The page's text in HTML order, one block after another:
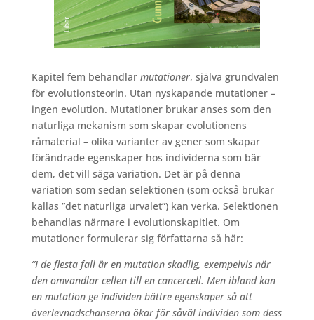
Kapitel fem behandlar mutationer, själva grundvalen
för evolutionsteorin. Utan nyskapande mutationer –
ingen evolution. Mutationer brukar anses som den
naturliga mekanism som skapar evolutionens
råmaterial – olika varianter av gener som skapar
förändrade egenskaper hos individerna som bär
dem, det vill säga variation. Det är på denna
variation som sedan selektionen (som också brukar
kallas ”det naturliga urvalet”) kan verka. Selektionen
behandlas närmare i evolutionskapitlet. Om
mutationer formulerar sig författarna så här:
”I de flesta fall är en mutation skadlig, exempelvis när
den omvandlar cellen till en cancercell. Men ibland kan
en mutation ge individen bättre egenskaper så att
överlevnadschanserna ökar för såväl individen som dess